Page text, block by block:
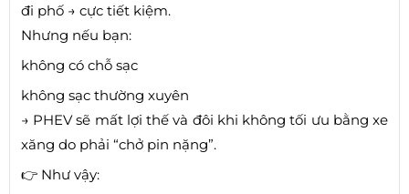
đi phố → cực tiết kiệm.
Nhưng nếu bạn:
không có chỗ sạc
không sạc thường xuyên
→ PHEV sẽ mất lợi thế và đôi khi không tối ưu bằng xe
xăng do phải “chở pin nặng”.
👉 Như vậy: